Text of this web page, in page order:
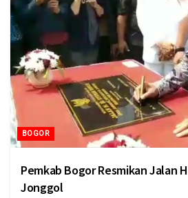
BOGOR
Pemkab Bogor Resmikan Jalan
Jonggol